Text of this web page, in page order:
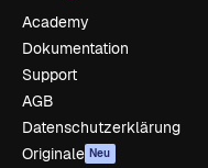
Academy
Dokumentation
Support
AGB
Datenschutzerklärung
Originale Neu